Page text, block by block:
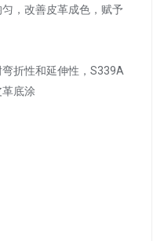
，改善皮革成色，赋予
折性和延伸性，S339A
底涂